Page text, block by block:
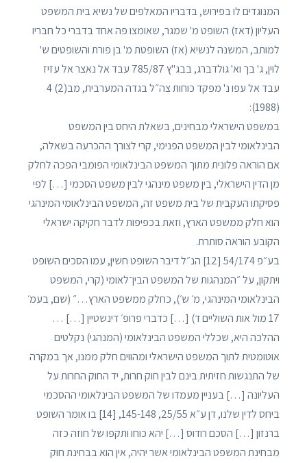
המנוגדים לו בפירוש, בדבריו המאלפים של נשיא בית המשפט
העליון (דאז) השופט מ' שמגר, שאומצו פה אחד בדברי כל חבריו
למותב, המשנה לנשיא (אז) השופטת מ' בן פורת והשופטים ש'
לוין, ג' בך וא' גולדברג, בבג"ץ 785/87 עבד אל נאצר אל עזיז
עבד אל עפו נ' מפקד כוחות צה״ל בגדה המערבית, מב(2) 4
(1988):
במשפט הישראלי מבחינים, בשאלת היחס בין המשפט
הבינלאומי לבין המשפט הפנימי, קרי לצורך ההכרעה בשאלה,
אם הוראה פלונית מתוך המשפט הבינלאומי הפומבי הפכה לחלק
מן הדין הישראלי, בין משפט מינהגי לבין משפט הסכמי […] לפי
פסיקתו העקבית של בית משפט זה, המשפט הבינלאומי המינהגי
הוא חלק ממשפט הארץ, וזאת בכפיפות לדבר חקיקה ישראלי
הקובע הוראה סותרת.
בע״פ 54/174 [12] הנ״ל דיבר השופט חשין, עמו הסכים השופט
ויתקון, על ״המנהגות של המשפט הבין־לאומי (קרי, המשפט
הבינלאומי המינהגי, מ׳ ש׳), כחלק ממשפט הארץ…״ (שם, בעמ׳
17 מול אות השוליים ד) […] כדברי פרופ׳ דינשטיין […] …
ההלכה היא, שכללי המשפט הבינלאומי (המנהגי) נקלטים
אוטומטית לתוך המשפט הישראלי ומהווים חלק ממנו, אך במקרה
של התנגשות חזיתית בינם לבין חוק חרות, יד החוק החרות על
העליונה […] בעניין מעמדו של המשפט הבינלאומי ההסכמי
ביחס לדין שלנו, דן ע״א 25/55, 145-148, [14] בו אומר השופט
ברנזון […] הסכם רודוס […] יהא כוחו ותקפו של חוזה כזה
מבחינת המשפט הבינלאומי אשר יהיה, אין הוא בבחינת חוק